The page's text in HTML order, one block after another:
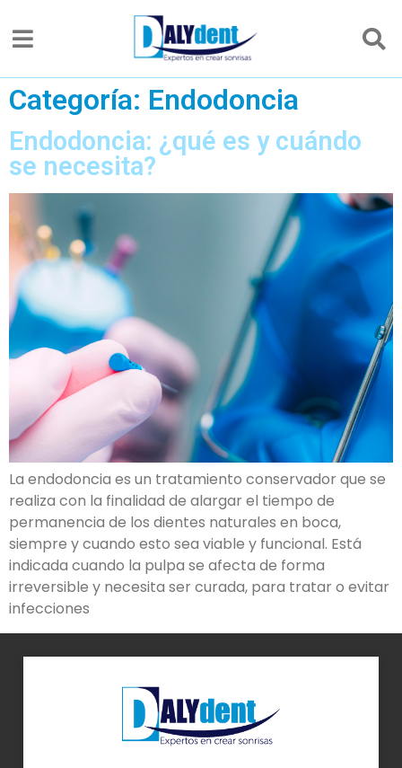
Categoría: Endodoncia
Endodoncia: ¿qué es y cuándo
se necesita?
La endodoncia es un tratamiento conservador que se
realiza con la finalidad de alargar el tiempo de
permanencia de los dientes naturales en boca,
siempre y cuando esto sea viable y funcional. Está
indicada cuando la pulpa se afecta de forma
irreversible y necesita ser curada, para tratar o evitar
infecciones